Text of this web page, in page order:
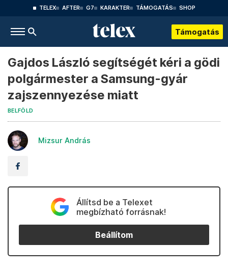
TELEX AFTER G7 KARAKTER TÁMOGATÁS SHOP
Támogatás
Gajdos László segítségét kéri a gödi
polgármester a Samsung-gyár
zajszennyezése miatt
BELFÖLD
Mizsur András
Állítsd be a Telexet
megbízható forrásnak!
Beállítom